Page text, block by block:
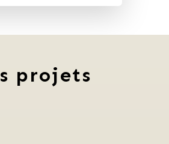
projets